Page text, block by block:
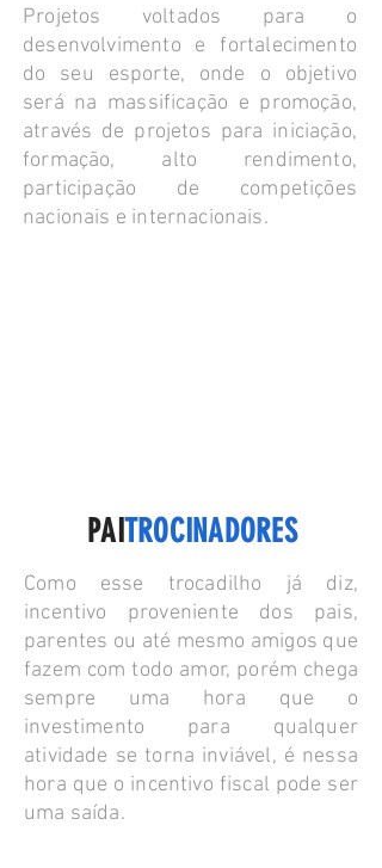
Projetos voltados para o
desenvolvimento e fortalecimento
do seu esporte, onde o objetivo
será na massificação e promoção,
através de projetos para iniciação,
formação, alto rendimento,
participação de competições
nacionais e internacionais.
PAITROCINADORES
Como esse trocadilho já diz,
incentivo proveniente dos pais,
parentes ou até mesmo amigos que
fazem com todo amor, porém chega
sempre uma hora que o
investimento para qualquer
atividade se torna inviável, é nessa
hora que o incentivo fiscal pode ser
uma saída.